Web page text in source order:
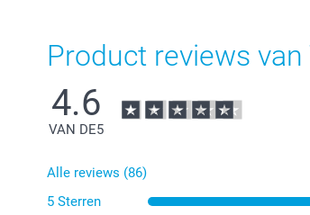
Product reviews
4.6
VAN DE5
Alle reviews (86)
5 Sterren